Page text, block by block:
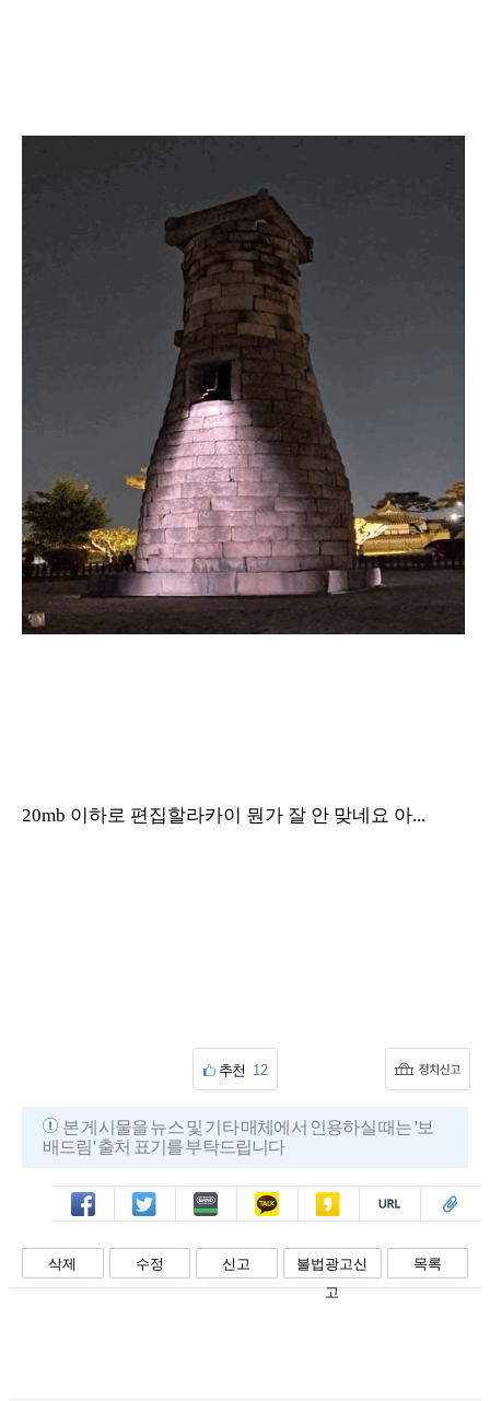
20mb 이하로 편집할라카이 뭔가 잘 안 맞네요 아...
추천 12
본 게시물을 뉴스 및 기타 매체에서 인용하실 때는 '보
배드림' 출처 표기를 부탁드립니다
페북 트윗 밴드 카톡 카스 복사 스크랩
삭제 수정 신고
불법광고신
고
목록